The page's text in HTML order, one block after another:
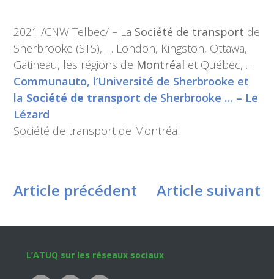
2021 /CNW Telbec/ – La Société de transport de
Sherbrooke (STS), … London, Kingston, Ottawa,
Gatineau, les régions de Montréal et Québec, …
Communauto, l’Université de Sherbrooke et
la Société de transport de Sherbrooke … – Le
Lézard
Société de transport de Montréal
Article précédent Article suivant
Footer
L’ATUQ sur les réseaux sociaux